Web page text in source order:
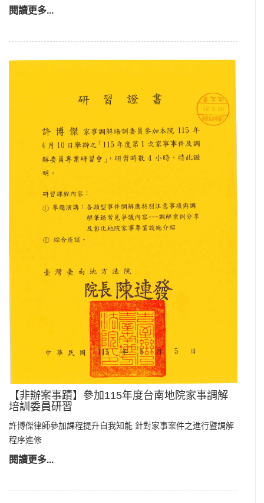
閱讀更多...
【非辦案事蹟】參加115年度台南地院家事調解
培訓委員研習
許博傑律師參加課程提升自我知能 針對家事案件之進行暨調解
程序進修
閱讀更多...